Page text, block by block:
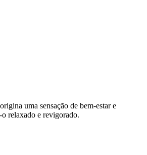
uma sensação de bem-estar e
relaxado e revigorado.